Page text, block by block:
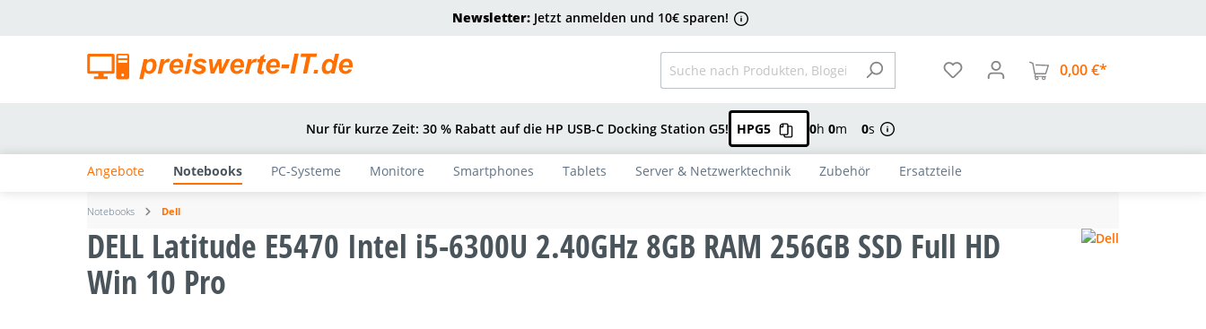
Newsletter:Jetzt anmelden und 10€ sparen!
0,00 €*
Nur für kurze Zeit: 30 % Rabatt auf die HP USB-C Docking Station G5! HPG5 0h 0m 0s
Angebote Notebooks PC-Systeme Monitore Smartphones Tablets Server & Netzwerktechnik Zubehör Ersatzteile
Notebooks Dell
DELL Latitude E5470 Intel i5-6300U 2.40GHz 8GB RAM 256GB SSD Full HD
Win 10 Pro